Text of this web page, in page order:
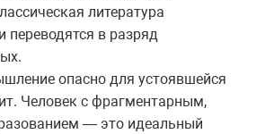
литература
переводятся в разряд
опасно для устоявшейся
Человек с фрагментарным,
— это идеальный